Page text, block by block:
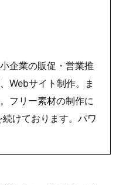
企業の販促・営業推
Webサイト制作。ま
フリー素材の制作に
けております。パワ